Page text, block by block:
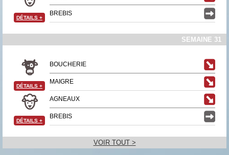
BREBIS
DÉTAILS +
SEMAINE 31
BOUCHERIE
MAIGRE
DÉTAILS +
AGNEAUX
BREBIS
DÉTAILS +
VOIR TOUT >